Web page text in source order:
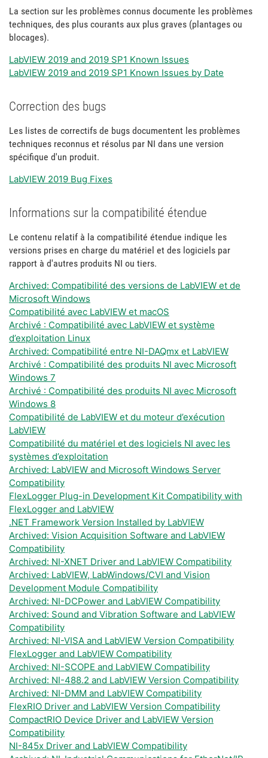
La section sur les problèmes connus documente les problèmes
techniques, des plus courants aux plus graves (plantages ou
blocages).
LabVIEW 2019 and 2019 SP1 Known Issues
LabVIEW 2019 and 2019 SP1 Known Issues by Date
Correction des bugs
Les listes de correctifs de bugs documentent les problèmes
techniques reconnus et résolus par NI dans une version
spécifique d'un produit.
LabVIEW 2019 Bug Fixes
Informations sur la compatibilité étendue
Le contenu relatif à la compatibilité étendue indique les
versions prises en charge du matériel et des logiciels par
rapport à d'autres produits NI ou tiers.
Archived: Compatibilité des versions de LabVIEW et de
Microsoft Windows
Compatibilité avec LabVIEW et macOS
Archivé : Compatibilité avec LabVIEW et système
d’exploitation Linux
Archived: Compatibilité entre NI-DAQmx et LabVIEW
Archivé : Compatibilité des produits NI avec Microsoft
Windows 7
Archivé : Compatibilité des produits NI avec Microsoft
Windows 8
Compatibilité de LabVIEW et du moteur d’exécution
LabVIEW
Compatibilité du matériel et des logiciels NI avec les
systèmes d’exploitation
Archived: LabVIEW and Microsoft Windows Server
Compatibility
FlexLogger Plug-in Development Kit Compatibility with
FlexLogger and LabVIEW
.NET Framework Version Installed by LabVIEW
Archived: Vision Acquisition Software and LabVIEW
Compatibility
Archived: NI-XNET Driver and LabVIEW Compatibility
Archived: LabVIEW, LabWindows/CVI and Vision
Development Module Compatibility
Archived: NI-DCPower and LabVIEW Compatibility
Archived: Sound and Vibration Software and LabVIEW
Compatibility
Archived: NI-VISA and LabVIEW Version Compatibility
FlexLogger and LabVIEW Compatibility
Archived: NI-SCOPE and LabVIEW Compatibility
Archived: NI-488.2 and LabVIEW Version Compatibility
Archived: NI-DMM and LabVIEW Compatibility
FlexRIO Driver and LabVIEW Version Compatibility
CompactRIO Device Driver and LabVIEW Version
Compatibility
NI-845x Driver and LabVIEW Compatibility